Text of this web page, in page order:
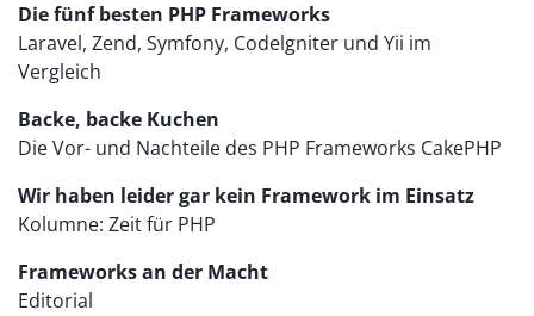
Die fünf besten PHP Frameworks
Laravel, Zend, Symfony, Codelgniter und Yii im
Vergleich
Backe, backe Kuchen
Die Vor- und Nachteile des PHP Frameworks CakePHP
Wir haben leider gar kein Framework im Einsatz
Kolumne: Zeit für PHP
Frameworks an der Macht
Editorial